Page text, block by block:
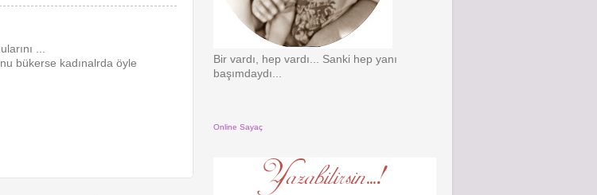
...
bükerse kadınalrda öyle
Bir vardı, hep vardı... Sanki hep yanı
başımdaydı...
Online Sayaç